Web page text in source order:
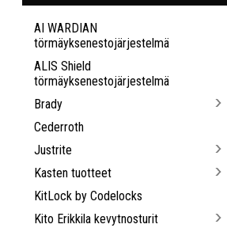
AI WARDIAN
törmäyksenestojärjestelmä
ALIS Shield
törmäyksenestojärjestelmä
Brady
Cederroth
Justrite
Kasten tuotteet
KitLock by Codelocks
Kito Erikkila kevytnosturit